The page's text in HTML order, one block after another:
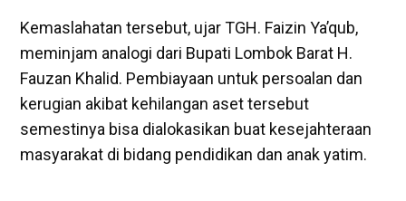
Kemaslahatan tersebut, ujar TGH. Faizin Ya’qub,
meminjam analogi dari Bupati Lombok Barat H.
Fauzan Khalid. Pembiayaan untuk persoalan dan
kerugian akibat kehilangan aset tersebut
semestinya bisa dialokasikan buat kesejahteraan
masyarakat di bidang pendidikan dan anak yatim.